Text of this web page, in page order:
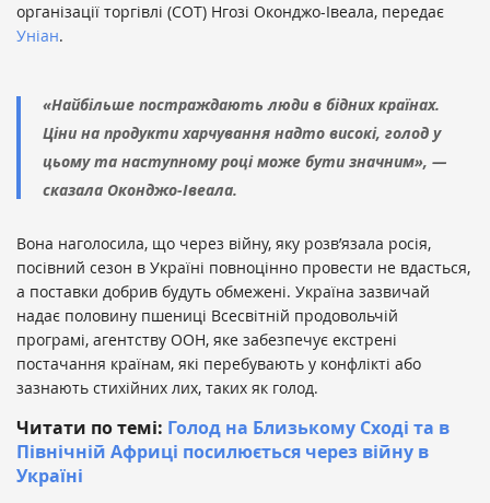
організації торгівлі (СОТ) Нгозі Оконджо-Івеала, передає
Уніан.
«Найбільше постраждають люди в бідних країнах.
Ціни на продукти харчування надто високі, голод у
цьому та наступному році може бути значним», —
сказала Оконджо-Івеала.
Вона наголосила, що через війну, яку розв’язала росія,
посівний сезон в Україні повноцінно провести не вдасться,
а поставки добрив будуть обмежені. Україна зазвичай
надає половину пшениці Всесвітній продовольчій
програмі, агентству ООН, яке забезпечує екстрені
постачання країнам, які перебувають у конфлікті або
зазнають стихійних лих, таких як голод.
Читати по темі: Голод на Близькому Сході та в
Північній Африці посилюється через війну в
Україні